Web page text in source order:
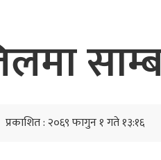
प्रकाशित : २०६९ फागुन १ गते १३:१६